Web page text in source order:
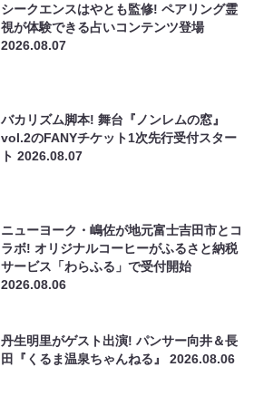
シークエンスはやとも監修! ペアリング霊
視が体験できる占いコンテンツ登場
2026.08.07
バカリズム脚本! 舞台『ノンレムの窓』
vol.2のFANYチケット1次先行受付スター
ト2026.08.07
ニューヨーク・嶋佐が地元富士吉田市とコ
ラボ! オリジナルコーヒーがふるさと納税
サービス「わらふる」で受付開始
2026.08.06
丹生明里がゲスト出演! パンサー向井＆長
田『くるま温泉ちゃんねる』2026.08.06